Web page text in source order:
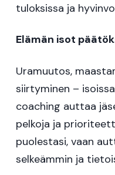
tuloksissa ja
Elämän isot
Uramuutos,
siirtyminen –
coaching auttaa
pelkoja ja
puolestasi, vaan
selkeämmin ja